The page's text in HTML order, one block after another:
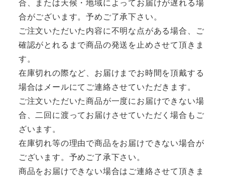
合、または天候・地域によってお届けが遅れる場
合がございます。予めご了承下さい。
ご注文いただいた内容に不明な点がある場合、ご
確認がとれるまで商品の発送を止めさせて頂きま
す。
在庫切れの際など、お届けまでお時間を頂戴する
場合はメールにてご連絡させていただきます。
ご注文いただいた商品が一度にお届けできない場
合、二回に渡ってお届けさせていただく場合もご
ざいます。
在庫切れ等の理由で商品をお届けできない場合が
ございます。予めご了承下さい。
商品をお届けできない場合はご連絡させて頂きま